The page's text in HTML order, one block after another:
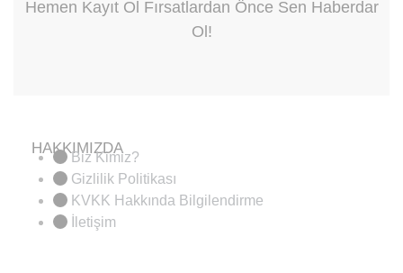
Hemen Kayıt Ol Fırsatlardan Önce Sen Haberdar
Ol!
HAKKIMIZDA
Biz Kimiz?
Gizlilik Politikası
KVKK Hakkında Bilgilendirme
İletişim